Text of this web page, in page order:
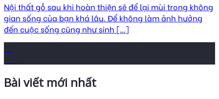
Nội thất gỗ sau khi hoàn thiện sẽ để lại mùi trong không
gian sống của bạn khá lâu. Để không làm ảnh hưởng
đến cuộc sống cũng như sinh [...]
Bài viết mới nhất